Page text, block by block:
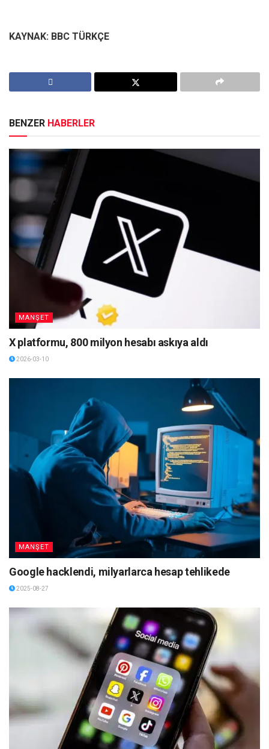
KAYNAK: BBC TÜRKÇE
BENZER HABERLER
MANŞET
X platformu, 800 milyon hesabı askıya aldı
2026-03-10
MANŞET
Google hacklendi, milyarlarca hesap tehlikede
2025-08-27